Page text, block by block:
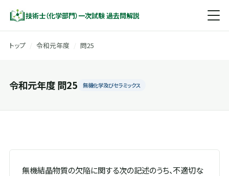
技術士（化学部門）一次試験 過去問解説
トップ 令和元年度 問25
令和元年度 問25 無機化学及びセラミックス
無機結晶物質の欠陥に関する次の記述のうち、不適切な